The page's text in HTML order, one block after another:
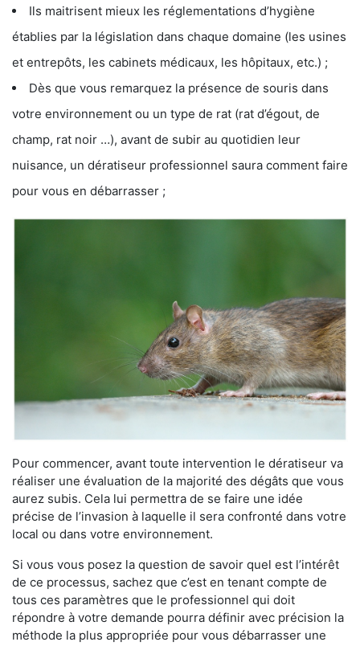
Ils maitrisent mieux les réglementations d’hygiène
établies par la législation dans chaque domaine (les usines
et entrepôts, les cabinets médicaux, les hôpitaux, etc.) ;
Dès que vous remarquez la présence de souris dans
votre environnement ou un type de rat (rat d’égout, de
champ, rat noir …), avant de subir au quotidien leur
nuisance, un dératiseur professionnel saura comment faire
pour vous en débarrasser ;
Pour commencer, avant toute intervention le dératiseur va
réaliser une évaluation de la majorité des dégâts que vous
aurez subis. Cela lui permettra de se faire une idée
précise de l’invasion à laquelle il sera confronté dans votre
local ou dans votre environnement.
Si vous vous posez la question de savoir quel est l’intérêt
de ce processus, sachez que c’est en tenant compte de
tous ces paramètres que le professionnel qui doit
répondre à votre demande pourra définir avec précision la
méthode la plus appropriée pour vous débarrasser une